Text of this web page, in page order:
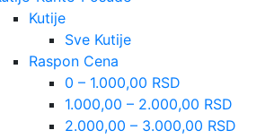
Kutije
Sve Kutije
Raspon Cena
0 – 1.000,00 RSD
1.000,00 – 2.000,00 RSD
2.000,00 – 3.000,00 RSD